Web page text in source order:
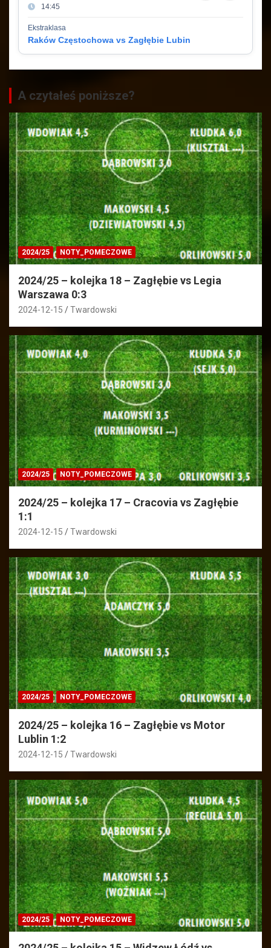
14:45
Ekstraklasa
Raków Częstochowa vs Zagłębie Lubin
A czytałeś poniższe?
2024/25 NOTY_POMECZOWE
2024/25 – kolejka 18 – Zagłębie vs Legia
Warszawa 0:3
2024-12-15 Twardowski
2024/25 NOTY_POMECZOWE
2024/25 – kolejka 17 – Cracovia vs Zagłębie
1:1
2024-12-15 Twardowski
2024/25 NOTY_POMECZOWE
2024/25 – kolejka 16 – Zagłębie vs Motor
Lublin 1:2
2024-12-15 Twardowski
2024/25 NOTY_POMECZOWE